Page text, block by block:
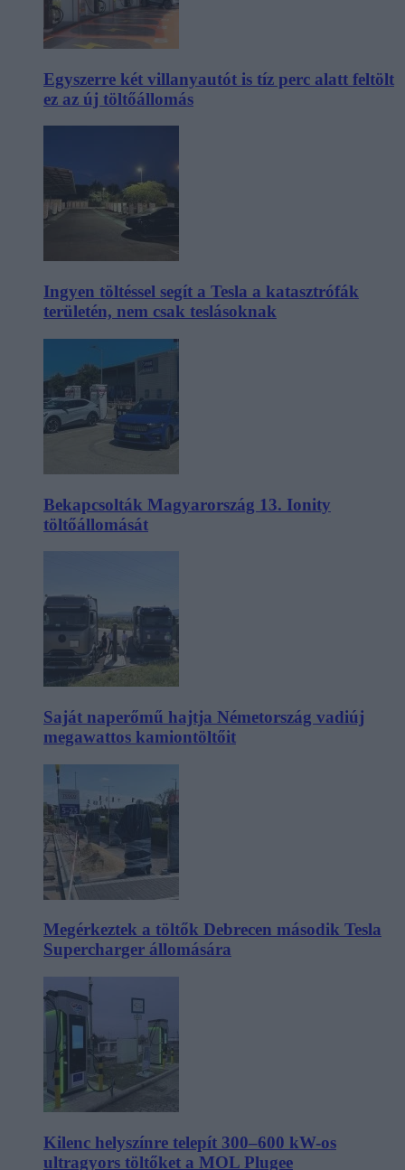
Egyszerre két villanyautót is tíz perc alatt feltölt
ez az új töltőállomás
Ingyen töltéssel segít a Tesla a katasztrófák
területén, nem csak teslásoknak
Bekapcsolták Magyarország 13. Ionity
töltőállomását
Saját naperőmű hajtja Németország vadiúj
megawattos kamiontöltőit
Megérkeztek a töltők Debrecen második Tesla
Supercharger állomására
Kilenc helyszínre telepít 300–600 kW-os
ultragyors töltőket a MOL Plugee